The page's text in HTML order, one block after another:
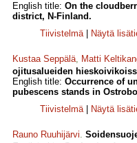
English title: On the
district, N-Finland.
Tiivistelmä| Näytä
Kustaa Seppälä, Matti
ojitusalueiden
English title: Occurrence of
pubescens stands in
Tiivistelmä| Näytä
Rauno Ruuhijärvi.